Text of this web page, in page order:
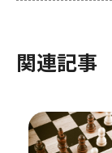
関連記事